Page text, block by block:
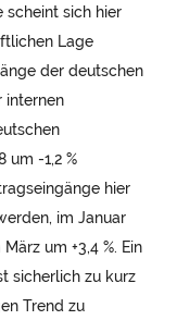
scheint sich hier
Lage
der deutschen
internen
um -1,2 %
hier
im Januar
um +3,4 %. Ein
sicherlich zu kurz
Trend zu